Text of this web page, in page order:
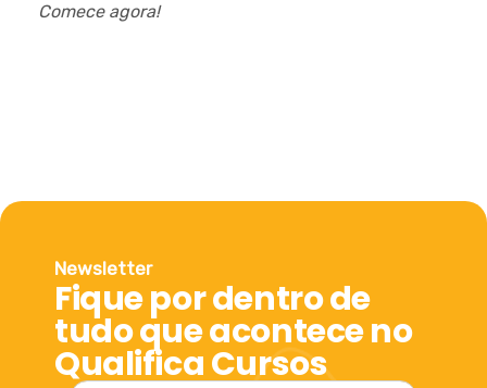
Comece agora!
Newsletter
Fique por dentro de
tudo que acontece no
Qualifica Cursos